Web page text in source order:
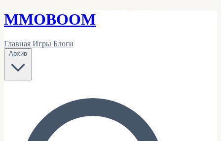
MMOBOOM
Главная Игры Блоги
Архив